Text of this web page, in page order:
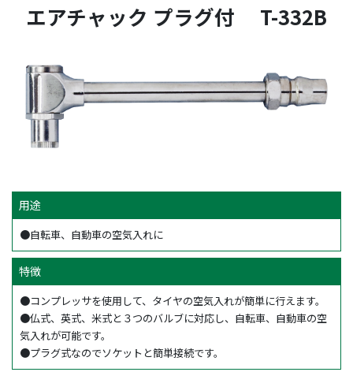
エアチャック プラグ付 T-332B
用途
●自転車、自動車の空気入れに
特徴
●コンプレッサを使用して、タイヤの空気入れが簡単に行えます。
●仏式、英式、米式と３つのバルブに対応し、自転車、自動車の空
気入れが可能です。
●プラグ式なのでソケットと簡単接続です。